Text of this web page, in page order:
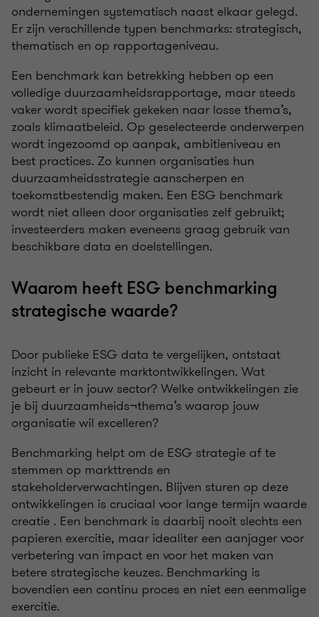
ondernemingen systematisch naast elkaar gelegd.
Er zijn verschillende typen benchmarks: strategisch,
thematisch en op rapportageniveau.
Een benchmark kan betrekking hebben op een
volledige duurzaamheidsrapportage, maar steeds
vaker wordt specifiek gekeken naar losse thema’s,
zoals klimaatbeleid. Op geselecteerde onderwerpen
wordt ingezoomd op aanpak, ambitieniveau en
best practices. Zo kunnen organisaties hun
duurzaamheidsstrategie aanscherpen en
toekomstbestendig maken. Een ESG benchmark
wordt niet alleen door organisaties zelf gebruikt;
investeerders maken eveneens graag gebruik van
beschikbare data en doelstellingen.
Waarom heeft ESG benchmarking
strategische waarde?
Door publieke ESG data te vergelijken, ontstaat
inzicht in relevante marktontwikkelingen. Wat
gebeurt er in jouw sector? Welke ontwikkelingen zie
je bij duurzaamheids¬thema’s waarop jouw
organisatie wil excelleren?
Benchmarking helpt om de ESG strategie af te
stemmen op markttrends en
stakeholderverwachtingen. Blijven sturen op deze
ontwikkelingen is cruciaal voor lange termijn waarde
creatie . Een benchmark is daarbij nooit slechts een
papieren exercitie, maar idealiter een aanjager voor
verbetering van impact en voor het maken van
betere strategische keuzes. Benchmarking is
bovendien een continu proces en niet een eenmalige
exercitie.